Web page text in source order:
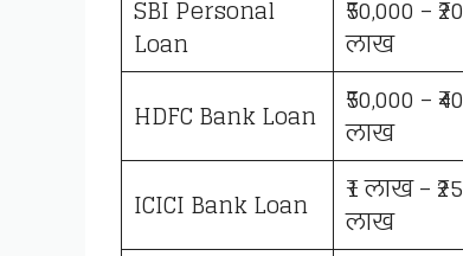
SBI Personal
Loan
₹50,000 – ₹20
लाख
HDFC Bank Loan
₹50,000 – ₹40
लाख
ICICI Bank Loan
₹1 लाख – ₹25
लाख